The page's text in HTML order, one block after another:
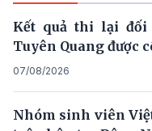
Kết quả thi lại
Tuyên Quang được
07/08/2026
Nhóm sinh viên